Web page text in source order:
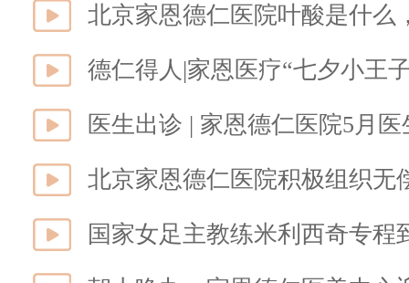
北京家恩德仁医院叶酸是什么
德仁得人|家恩医疗“七夕小王
医生出诊 | 家恩德仁医院5月
北京家恩德仁医院积极组织无